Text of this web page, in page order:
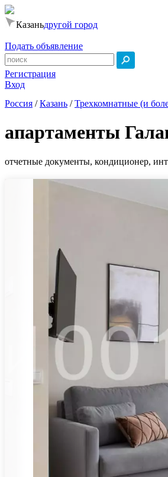
Казаньдругой город
Подать объявление
Регистрация
Вход
Россия /Казань /Трехкомнатные (и
апартаменты
отчетные документы, кондиционер,